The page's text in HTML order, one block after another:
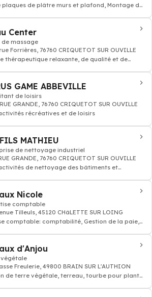
plaques de plâtre murs et plafond, Montage de
Center
de massage
Forrières, 76760 CRIQUETOT SUR OUVILLE
relaxante, de qualité et de
GAME ABBEVILLE
de loisirs
GRANDE, 76760 CRIQUETOT SUR OUVILLE
récréatives et de loisirs
MATHIEU
de nettoyage industriel
GRANDE, 76760 CRIQUETOT SUR OUVILLE
de nettoyage des bâtiments et
Nicole
comptable
Tilleuls, 45120 CHâLETTE SUR LOING
comptable: comptabilité, Gestion de la paie,
d'Anjou
végétale
Freulerie, 49800 BRAIN SUR L'AUTHION
de terre végétale, terreau, tourbe pour plante